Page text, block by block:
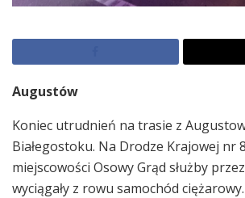
Augustów
Koniec utrudnień na trasie z
Białegostoku. Na Drodze Krajowej nr
miejscowości Osowy Grąd służby
wyciągały z rowu samochód ciężarowy.